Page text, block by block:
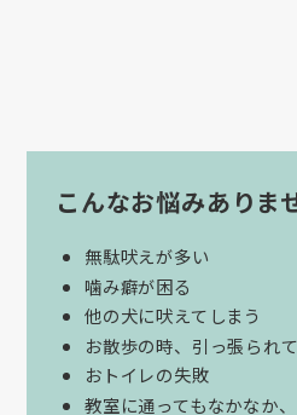
こんなお悩みありま
無駄吠えが多い
噛み癖が困る
他の犬に吠えてしまう
お散歩の時、引っ張られ
おトイレの失敗
教室に通ってもなかなか